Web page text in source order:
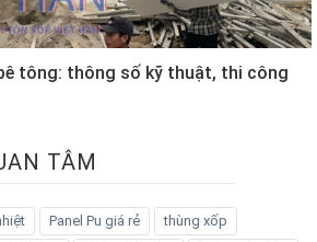
tông: thông số kỹ thuật, thi công
TÂM
Panel Pu giá rẻ
thùng xốp